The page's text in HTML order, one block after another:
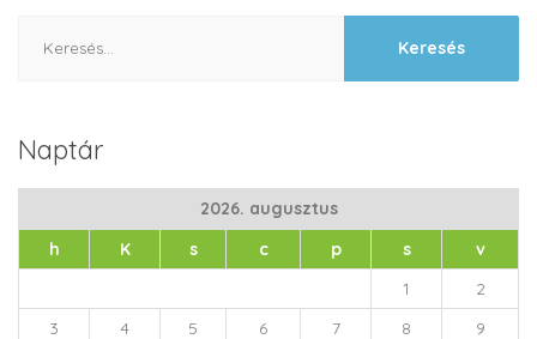
Naptár
2026. augusztus
h
K s c p s
v
1
2
3
4 5 6 7 8
9